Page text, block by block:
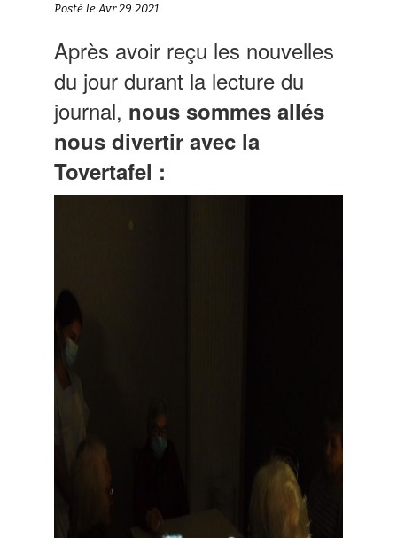
Posté le Avr 29 2021
Après avoir reçu les nouvelles
du jour durant la lecture du
journal, nous sommes allés
nous divertir avec la
Tovertafel :